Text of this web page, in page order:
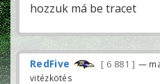
hozzuk má be tracet
RedFive 6 881
—
vitézkötés